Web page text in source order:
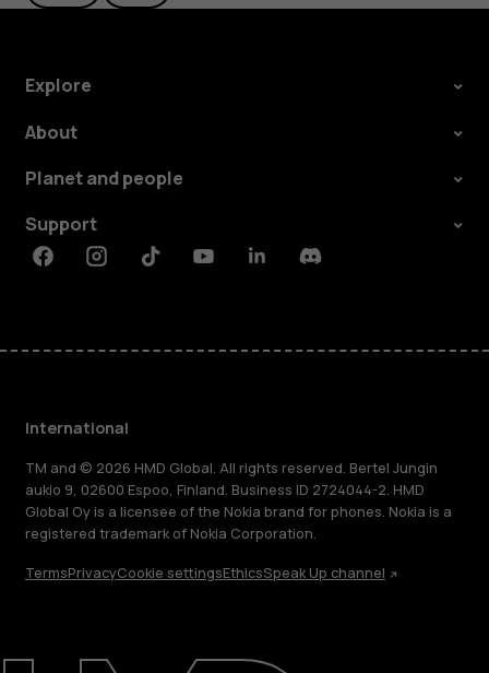
Repair, reuse, recycle
Explore
About
Planet and people
Support
FacebookInstagramTiktokYoutubeLinkedinDiscord
International
TM and © 2026 HMD Global. All rights reserved. Bertel Jungin
aukio 9, 02600 Espoo, Finland. Business ID 2724044-2. HMD
Global Oy is a licensee of the Nokia brand for phones. Nokia is a
registered trademark of Nokia Corporation.
TermsPrivacyCookie settingsEthicsSpeak Up channel